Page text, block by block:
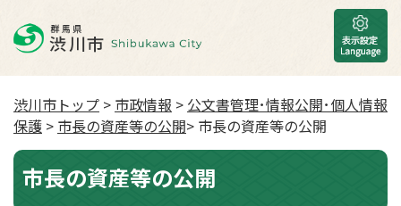
渋川市トップ > 市政情報 > 公文書管理･情報公開･個人情報
保護 > 市長の資産等の公開> 市長の資産等の公開
市長の資産等の公開